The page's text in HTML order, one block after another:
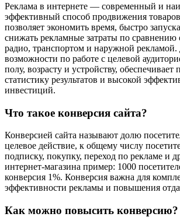
Реклама в интернете — современный и
эффективный способ продвижения
позволяет экономить время, быстро
снижать рекламные затраты по сравнению
радио, транспортом и наружной
возможности по работе с целевой
полу, возрасту и устройству,
статистику результатов и высокой
инвестиций.
Что такое конверсия сайта?
Конверсией сайта называют долю
целевое действие, к общему числу
подписку, покупку, переход по рекламе и
интернет-магазина пример: 1000
конверсия 1%. Конверсия важна для
эффективности рекламы и повышения
Как можно повысить конверсию?